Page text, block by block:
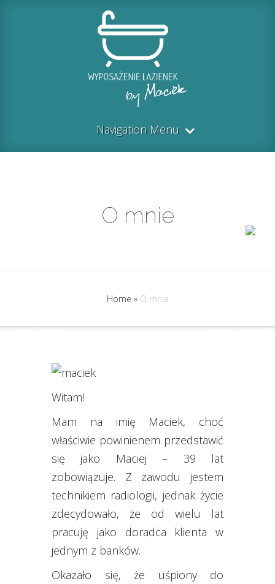
Navigation Menu
O mnie
Home »O mnie
Witam!
Mam na imię Maciek, choć
właściwie powinienem przedstawić
się jako Maciej – 39 lat
zobowiązuje. Z zawodu jestem
technikiem radiologii, jednak życie
zdecydowało, że od wielu lat
pracuję jako doradca klienta w
jednym z banków.
Okazało się, że uśpiony do